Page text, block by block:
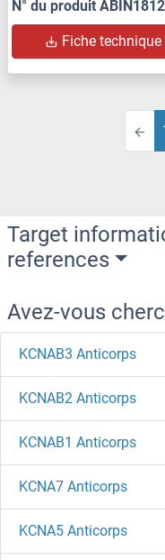
N° du produit
Fiche technique
Target
references
Avez-vous
KCNAB3 Anticorps
KCNAB2 Anticorps
KCNAB1 Anticorps
KCNA7 Anticorps
KCNA5 Anticorps